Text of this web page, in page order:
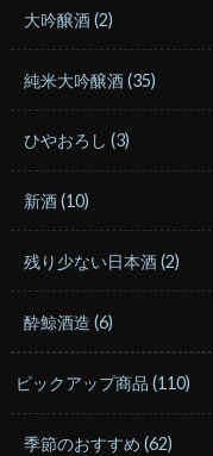
大吟醸酒(2)
純米大吟醸酒(35)
ひやおろし(3)
新酒(10)
残り少ない日本酒(2)
酔鯨酒造(6)
ピックアップ商品(110)
季節のおすすめ(62)